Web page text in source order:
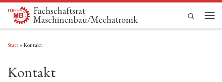
Zum Inhalt springen
Fachschaftsrat
Maschinenbau/Mechatronik
Search
Start» Kontakt
Kontakt